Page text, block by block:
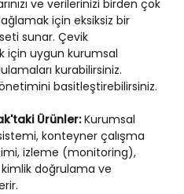
ve verilerinizi birden çok
için eksiksiz bir
sunar. Çevik
için uygun kurumsal
kurabilirsiniz.
basitleştirebilirsiniz.
Ürünler:Kurumsal
konteyner çalışma
izleme (monitoring),
doğrulama ve